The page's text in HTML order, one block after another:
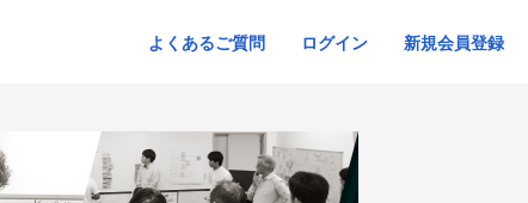
よくあるご質問 ログイン 新規会員登録